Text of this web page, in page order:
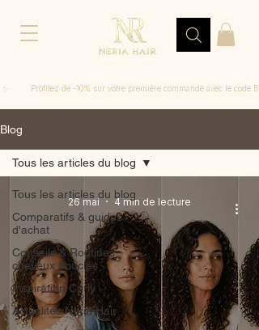
✨         Profitez de -10% sur votre première commande avec le code
Blog
Tous les articles du blog
Comparatifs & guides
d'achat
Conseils & Routines
cheveux bouclés
Inspiration Curly
Actualités Neria Hair
Tous les articles du blog
26 mai 4 min de lecture